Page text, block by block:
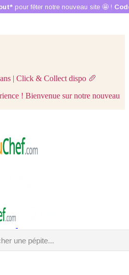
| Click & Collect dispo 🥖
! Bienvenue sur notre nouveau